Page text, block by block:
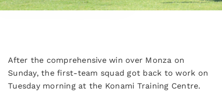
After the comprehensive win over Monza on
Sunday, the first-team squad got back to work on
Tuesday morning at the Konami Training Centre.